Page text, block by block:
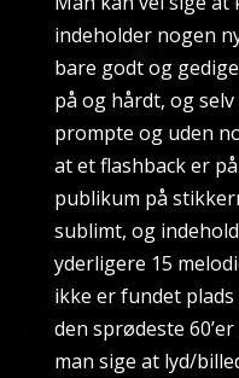
indeholder nogen
bare godt og
på og hårdt, og
prompte og uden
at et flashback er
publikum på
sublimt, og
yderligere 15
ikke er fundet
den sprødeste
man sige at lyd/